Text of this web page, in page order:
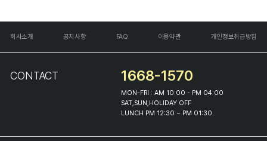
회사소개 공지사항 FAQ 이용약관 개인정보취급방침
CONTACT 1668-1570
MON-FRI : AM 10:00 - PM 04:00
SAT,SUN,HOLIDAY OFF
LUNCH PM 12:30 ~ PM 01:30